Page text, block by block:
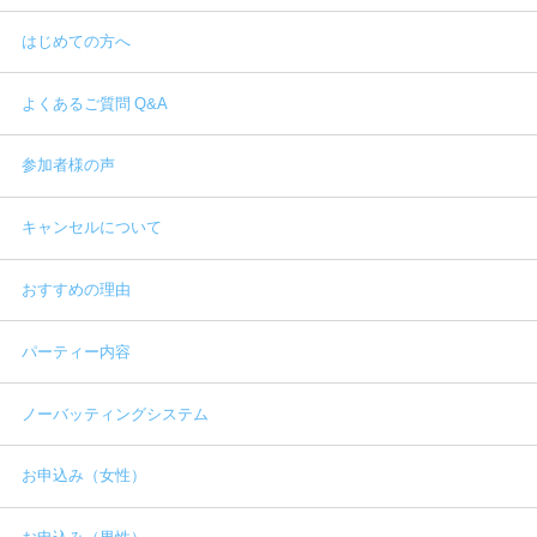
はじめての方へ
よくあるご質問 Q&A
参加者様の声
キャンセルについて
おすすめの理由
パーティー内容
ノーバッティングシステム
お申込み（女性）